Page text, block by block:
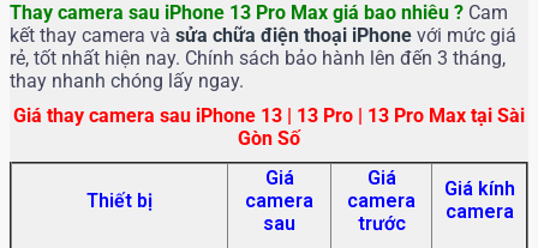
Thay camera sau iPhone 13 Pro Max giá bao nhiêu ? Cam
kết thay camera và sửa chữa điện thoại iPhone với mức giá
rẻ, tốt nhất hiện nay. Chính sách bảo hành lên đến 3 tháng,
thay nhanh chóng lấy ngay.
Giá thay camera sau iPhone 13 | 13 Pro | 13 Pro Max tại Sài
Gòn Số
Thiết bị
Giá
camera
sau
Giá
camera
trước
Giá kính
camera